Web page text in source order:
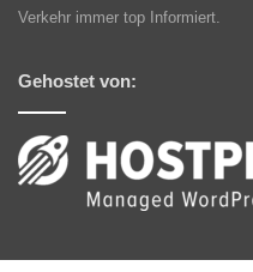
Verkehr immer top Informiert.
Gehostet von: